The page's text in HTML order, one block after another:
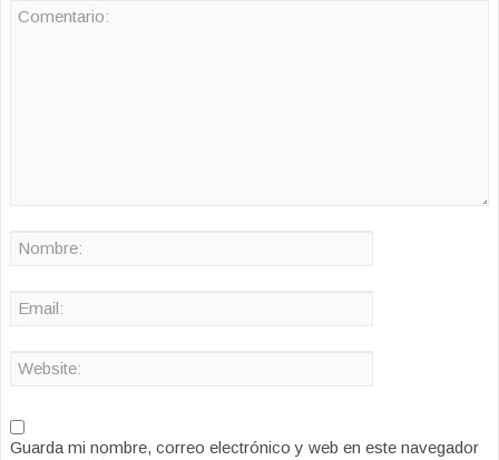
Guarda mi nombre, correo electrónico y web en este navegador